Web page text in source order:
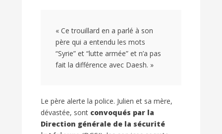
« Ce trouillard en a parlé à son
père qui a entendu les mots
“Syrie” et “lutte armée” et n’a pas
fait la différence avec Daesh. »
Le père alerte la police. Julien et sa mère,
dévastée, sont convoqués par la
Direction générale de la sécurité